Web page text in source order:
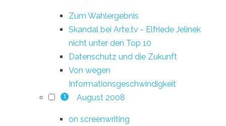
Zum Wahlergebnis
Skandal bei Arte.tv - Elfriede Jelinek
nicht unter den Top 10
Datenschutz und die Zukunft
Von wegen
Informationsgeschwindigkeit
1 August 2008
on screenwriting